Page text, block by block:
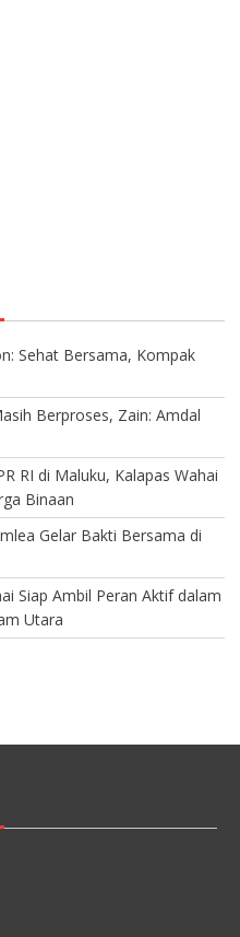
Sehat Bersama, Kompak
Berproses, Zain: Amdal
RI di Maluku, Kalapas Wahai
Binaan
Gelar Bakti Bersama di
Siap Ambil Peran Aktif dalam
Utara